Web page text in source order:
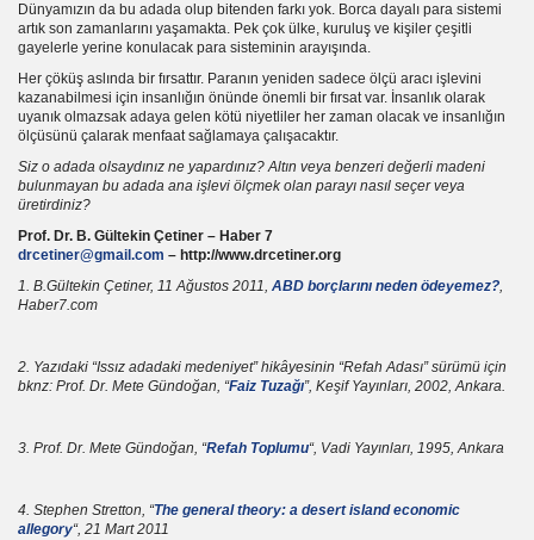
Dünyamızın da bu adada olup bitenden farkı yok. Borca dayalı para sistemi
artık son zamanlarını yaşamakta. Pek çok ülke, kuruluş ve kişiler çeşitli
gayelerle yerine konulacak para sisteminin arayışında.
Her çöküş aslında bir fırsattır. Paranın yeniden sadece ölçü aracı işlevini
kazanabilmesi için insanlığın önünde önemli bir fırsat var. İnsanlık olarak
uyanık olmazsak adaya gelen kötü niyetliler her zaman olacak ve insanlığın
ölçüsünü çalarak menfaat sağlamaya çalışacaktır.
Siz o adada olsaydınız ne yapardınız? Altın veya benzeri değerli madeni
bulunmayan bu adada ana işlevi ölçmek olan parayı nasıl seçer veya
üretirdiniz?
Prof. Dr. B. Gültekin Çetiner – Haber 7
drcetiner@gmail.com – http://www.drcetiner.org
1. B.Gültekin Çetiner, 11 Ağustos 2011, ABD borçlarını neden ödeyemez?,
Haber7.com
2. Yazıdaki “Issız adadaki medeniyet” hikâyesinin “Refah Adası” sürümü için
bknz: Prof. Dr. Mete Gündoğan, “Faiz Tuzağı”, Keşif Yayınları, 2002, Ankara.
3. Prof. Dr. Mete Gündoğan, “Refah Toplumu“, Vadi Yayınları, 1995, Ankara
4. Stephen Stretton, “The general theory: a desert island economic
allegory“, 21 Mart 2011